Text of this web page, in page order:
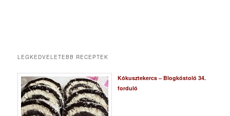
LEGKEDVELETEBB RECEPTEK
Kókusztekercs – Blogkóstoló 34.
forduló